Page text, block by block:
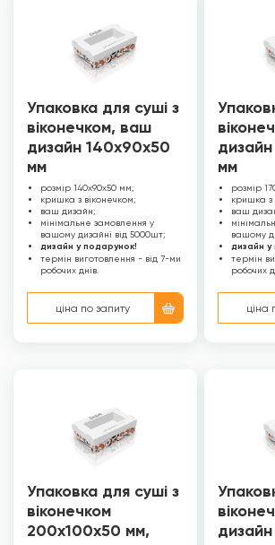
Упаковка для суші з
віконечком, ваш
дизайн 140х90х50
мм
розмір 140х90х50 мм;
кришка з віконечком;
ваш дизайн;
мінімальне замовлення у
вашому дизайні від 5000шт;
дизайн у подарунок!
термін виготовлення - від 7-ми
робочих днів.
ціна по запиту
мм
розмір
кришка з
ваш
вашому
дизайн у
термін
робочих
ціна
Упаковка для суші з
віконечком
200х100х50 мм,